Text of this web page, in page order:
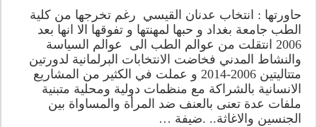
حاورتها : انتخاب عدنان القيسي رغم تخرجها من كلية
الطب جامعة بغداد و حبها لمهنتها و تفوقها الا انها بعد
2006 انتقلت من عوالم الطب الى عوالم السياسة
والنشاط المدني فخاضت الانتخابات البرلمانية لدورتين
متتاليتين 2006-2014 و عملت في الكثير من المشاريع
الانسانية بالشراكة مع منظمات دولية ومحلية متبنية
ملفات عدة تعنى بالعنف ضد المرأة والمساواة بين
الجنسين والاغاثة.. .ضيفة …